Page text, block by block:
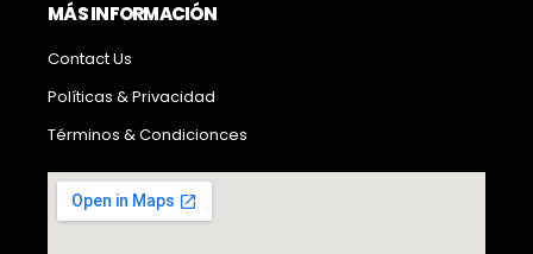
MÁS INFORMACIÓN
Contact Us
Políticas & Privacidad
Términos & Condicionces